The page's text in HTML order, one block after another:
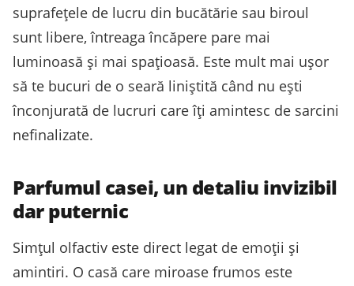
suprafețele de lucru din bucătărie sau biroul
sunt libere, întreaga încăpere pare mai
luminoasă și mai spațioasă. Este mult mai ușor
să te bucuri de o seară liniștită când nu ești
înconjurată de lucruri care îți amintesc de sarcini
nefinalizate.
Parfumul casei, un detaliu invizibil
dar puternic
Simțul olfactiv este direct legat de emoții și
amintiri. O casă care miroase frumos este